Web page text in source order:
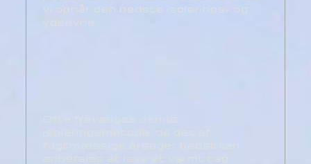
vi opnår den bedste isolerings- og
ydeevne.